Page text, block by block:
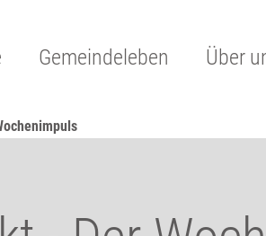
Gemeindeleben Über